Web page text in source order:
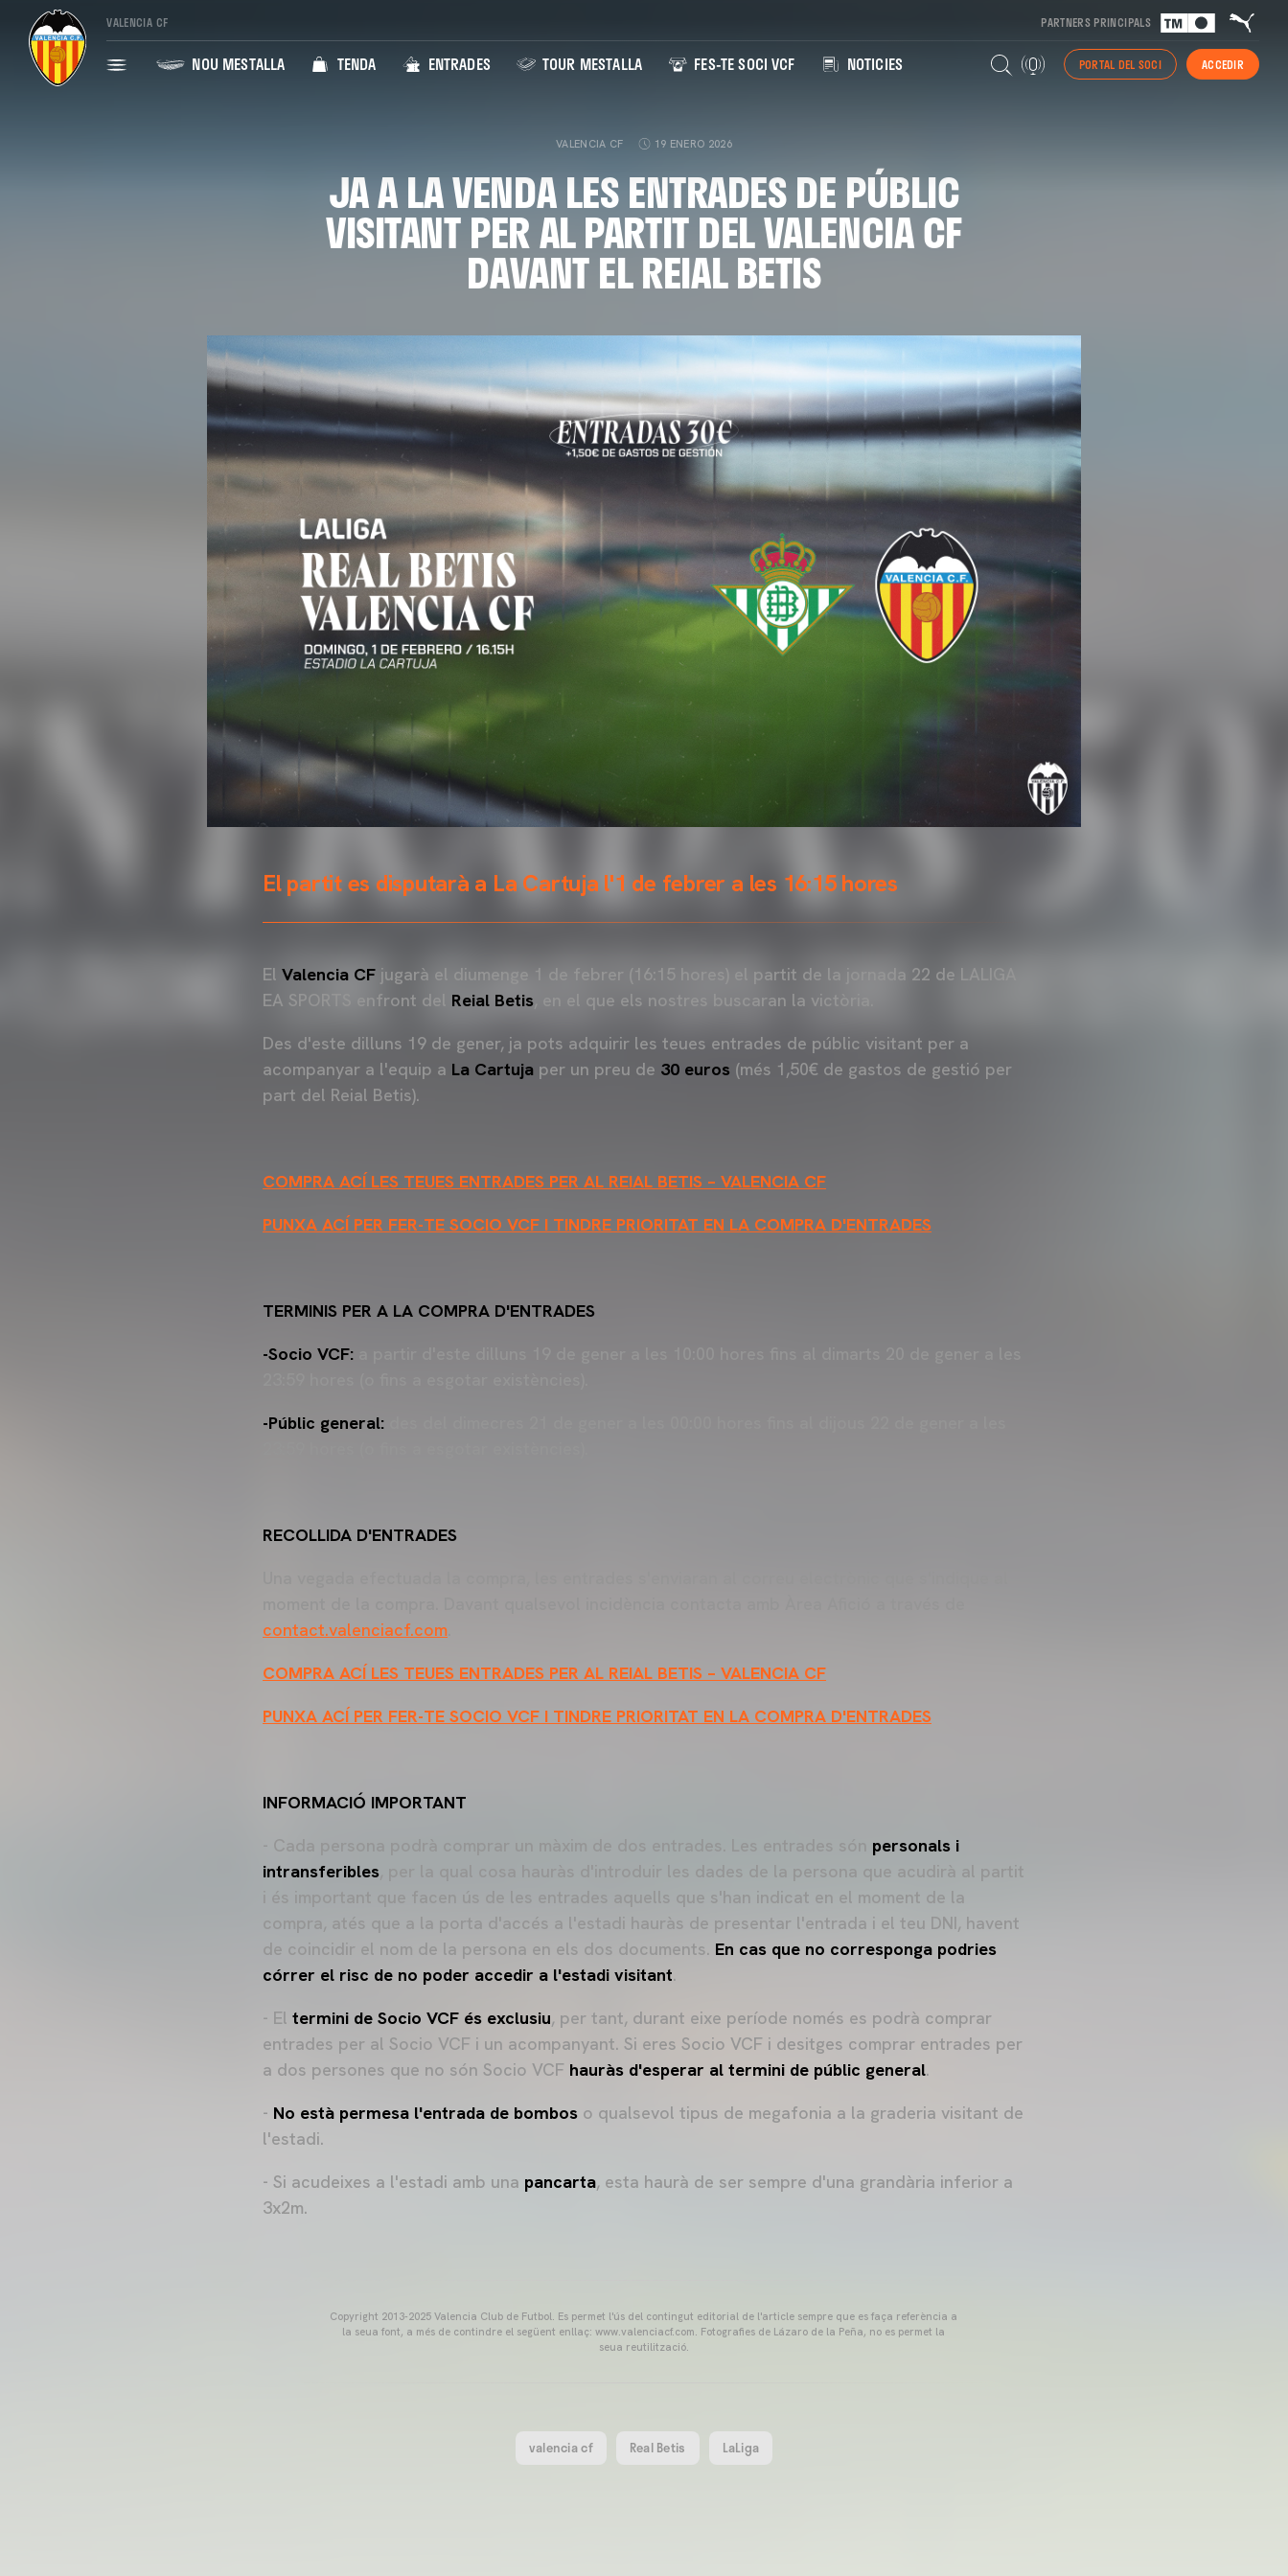
VALENCIA CF PARTNERS PRINCIPALS
NOU MESTALLA TENDA ENTRADES TOUR MESTALLA FES-TE SOCI VCF NOTICIES PORTAL DEL SOCI ACCEDIR
VALENCIA CF 19 ENERO 2026
JA A LA VENDA LES ENTRADES DE PÚBLIC
VISITANT PER AL PARTIT DEL VALENCIA CF
DAVANT EL REIAL BETIS
El partit es disputarà a La Cartuja l'1 de febrer a les 16:15 hores
El Valencia CF jugarà el diumenge 1 de febrer (16:15 hores) el partit de la jornada 22 de LALIGA
EA SPORTS enfront del Reial Betis , en el que els nostres buscaran la victòria.
Des d'este dilluns 19 de gener, ja pots adquirir les teues entrades de públic visitant per a
acompanyar a l'equip a La Cartuja per un preu de 30 euros (més 1,50€ de gastos de gestió per
part del Reial Betis).
COMPRA ACÍ LES TEUES ENTRADES PER AL REIAL BETIS – VALENCIA CF
PUNXA ACÍ PER FER-TE SOCIO VCF I TINDRE PRIORITAT EN LA COMPRA D'ENTRADES
TERMINIS PER A LA COMPRA D'ENTRADES
-Socio VCF:
-Públic general:
RECOLLIDA D'ENTRADES
contact.valenciacf.com
COMPRA ACÍ LES TEUES ENTRADES PER AL REIAL BETIS – VALENCIA CF
PUNXA ACÍ PER FER-TE SOCIO VCF I TINDRE PRIORITAT EN LA COMPRA D'ENTRADES
INFORMACIÓ IMPORTANT
- Cada persona podrà comprar un màxim de dos entrades. Les entrades són personals i
intransferibles , per la qual cosa hauràs d'introduir les dades de la persona que acudirà al partit
i és important que facen ús de les entrades aquells que s'han indicat en el moment de la
compra, atés que a la porta d'accés a l'estadi hauràs de presentar l'entrada i el teu DNI, havent
de coincidir el nom de la persona en els dos documents. En cas que no corresponga podries
córrer el risc de no poder accedir a l'estadi visitant.
- El termini de Socio VCF és exclusiu, per tant, durant eixe període només es podrà comprar
entrades per al Socio VCF i un acompanyant. Si eres Socio VCF i desitges comprar entrades per
a dos persones que no són Socio VCF hauràs d'esperar al termini de públic general.
- No està permesa l'entrada de bombos o qualsevol tipus de megafonia a la graderia visitant de
l'estadi.
- Si acudeixes a l'estadi amb una pancarta, esta haurà de ser sempre d'una grandària inferior a
3x2m.
Copyright 2013-2025 Valencia Club de Futbol. Es permet l'ús del contingut editorial de l'article sempre que es faça referència a
la seua font, a més de contindre el següent enllaç: www.valenciacf.com. Fotografies de Lázaro de la Peña, no es permet la
seua reutilització.
valencia cf Real Betis LaLiga